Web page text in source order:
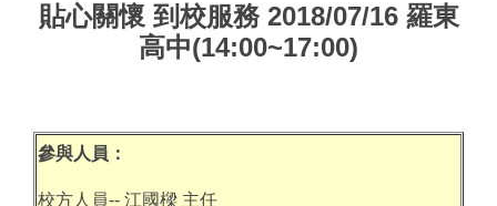
貼心關懷 到校服務 2018/07/16 羅東
高中(14:00~17:00)
參與人員：
校方人員-- 江國樑 主任